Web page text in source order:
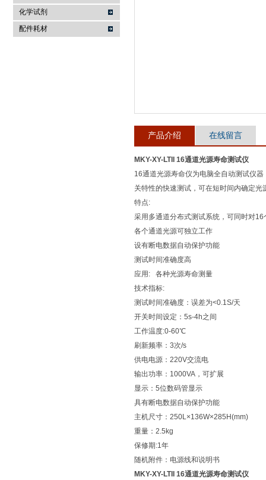
化学试剂
配件耗材
产品介绍 在线留言
MKY-XY-LTII 16通道光源寿命测试仪
16通道光源寿命仪为电脑全自动测试仪
关特性的快速测试，可在短时间内确定
特点:
采用多通道分布式测试系统，可同时对
各个通道光源可独立工作
设有断电数据自动保护功能
测试时间准确度高
应用: 各种光源寿命测量
技术指标:
测试时间准确度：误差为<0.1S/天
开关时间设定：5s-4h之间
工作温度:0-60℃
刷新频率：3次/s
供电电源：220V交流电
输出功率：1000VA，可扩展
显示：5位数码管显示
具有断电数据自动保护功能
主机尺寸：250L×136W×285H(mm)
重量：2.5kg
保修期:1年
随机附件：电源线和说明书
MKY-XY-LTII 16通道光源寿命测试仪